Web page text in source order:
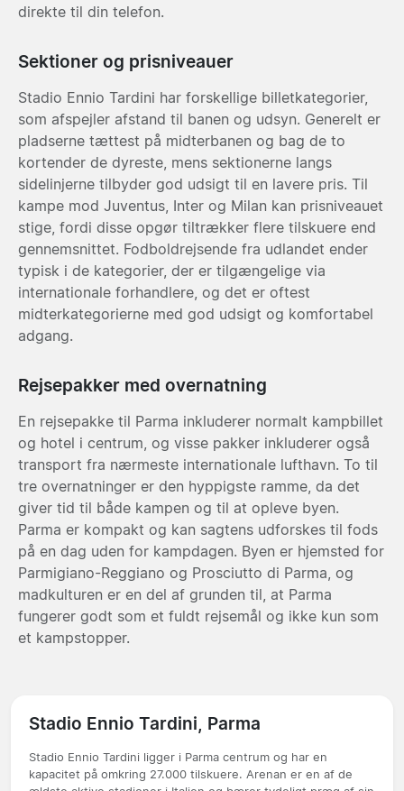
direkte til din telefon.
Sektioner og prisniveauer
Stadio Ennio Tardini har forskellige billetkategorier,
som afspejler afstand til banen og udsyn. Generelt er
pladserne tættest på midterbanen og bag de to
kortender de dyreste, mens sektionerne langs
sidelinjerne tilbyder god udsigt til en lavere pris. Til
kampe mod Juventus, Inter og Milan kan prisniveauet
stige, fordi disse opgør tiltrækker flere tilskuere end
gennemsnittet. Fodboldrejsende fra udlandet ender
typisk i de kategorier, der er tilgængelige via
internationale forhandlere, og det er oftest
midterkategorierne med god udsigt og komfortabel
adgang.
Rejsepakker med overnatning
En rejsepakke til Parma inkluderer normalt kampbillet
og hotel i centrum, og visse pakker inkluderer også
transport fra nærmeste internationale lufthavn. To til
tre overnatninger er den hyppigste ramme, da det
giver tid til både kampen og til at opleve byen.
Parma er kompakt og kan sagtens udforskes til fods
på en dag uden for kampdagen. Byen er hjemsted for
Parmigiano-Reggiano og Prosciutto di Parma, og
madkulturen er en del af grunden til, at Parma
fungerer godt som et fuldt rejsemål og ikke kun som
et kampstopper.
Stadio Ennio Tardini, Parma
Stadio Ennio Tardini ligger i Parma centrum og har en
kapacitet på omkring 27.000 tilskuere. Arenan er en af de